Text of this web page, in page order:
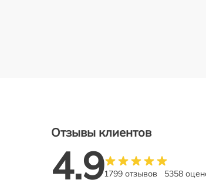
Отзывы клиентов
4.91799 отзывов 5358